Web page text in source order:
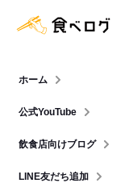
ホーム
公式YouTube
飲食店向けブログ
LINE友だち追加